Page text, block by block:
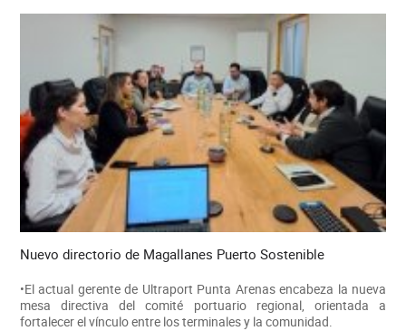
Nuevo directorio de Magallanes Puerto Sostenible
•El actual gerente de Ultraport Punta Arenas encabeza la nueva
mesa directiva del comité portuario regional, orientada a
fortalecer el vínculo entre los terminales y la comunidad.